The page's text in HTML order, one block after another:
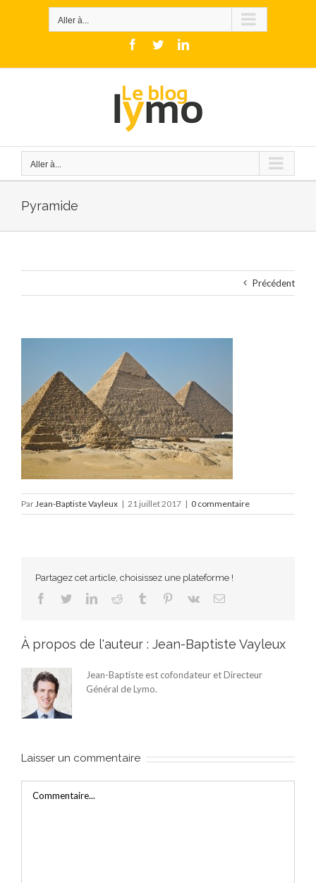
Aller à...
Facebook
TwitterLinkedIn
Aller à...
Pyramide
Précédent
ParJean-Baptiste Vayleux | 21 juillet 2017 | 0 commentaire
Partagez cet article, choisissez une plateforme !
Facebook
TwitterLinkedInReddit Tumblr Pinterest
Vk Email
À propos de l'auteur : Jean-Baptiste Vayleux
Jean-Baptiste est cofondateur et Directeur
Général de Lymo.
Laisser un commentaire